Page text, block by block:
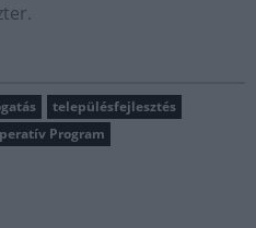
településfejlesztés
Program